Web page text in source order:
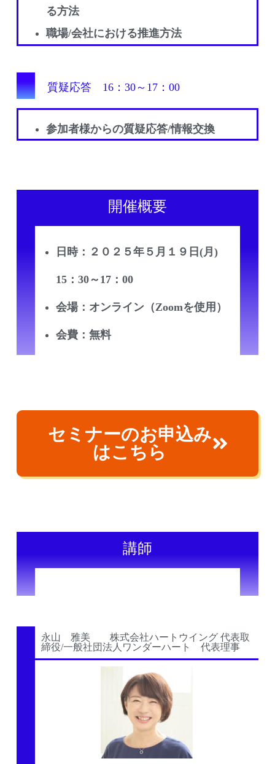
る方法
職場/会社における推進方法
質疑応答 16：30～17：00
参加者様からの質疑応答/情報交換
開催概要
日時：２０２５年５月１９日(月)
15：30～17：00
会場：オンライン（Zoomを使用）
会費：無料
セミナーのお申込み
はこちら
講師
永山 雅美 株式会社ハートウイング 代表取
締役/一般社団法人ワンダーハート 代表理事